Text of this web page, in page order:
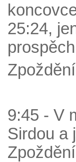
25:24,
9:45 - V
Sirdou a